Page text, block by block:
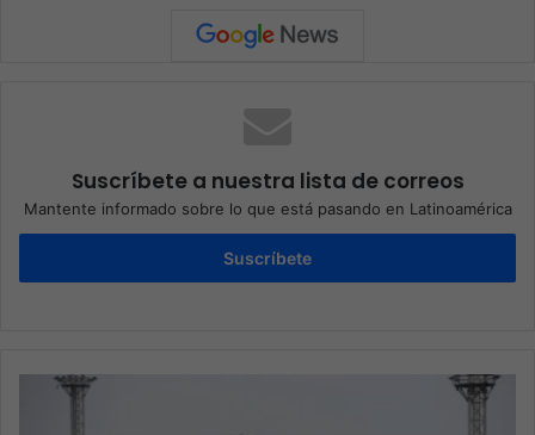
Suscríbete a nuestra lista de correos
Mantente informado sobre lo que está pasando en Latinoamérica
Suscríbete